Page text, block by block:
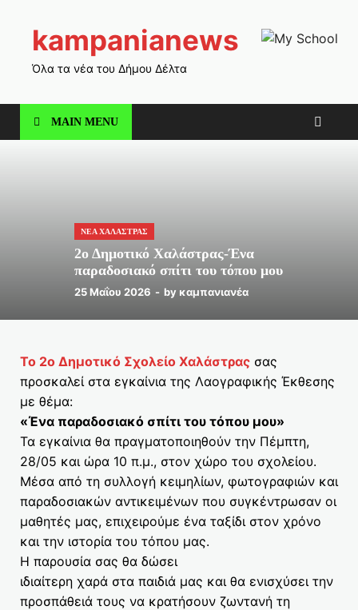
kampanianews
Όλα τα νέα του Δήμου Δέλτα
MAIN MENU
ΝΕΑ ΧΑΛΑΣΤΡΑΣ
2ο Δημοτικό Χαλάστρας-Ένα
παραδοσιακό σπίτι του τόπου μου
25 Μαΐου 2026 - by καμπανιανέα
Το 2ο Δημοτικό Σχολείο Χαλάστρας σας
προσκαλεί στα εγκαίνια της Λαογραφικής Έκθεσης
με θέμα:
«Ένα παραδοσιακό σπίτι του τόπου μου»
Τα εγκαίνια θα πραγματοποιηθούν την Πέμπτη,
28/05 και ώρα 10 π.μ., στον χώρο του σχολείου.
Μέσα από τη συλλογή κειμηλίων, φωτογραφιών και
παραδοσιακών αντικειμένων που συγκέντρωσαν οι
μαθητές μας, επιχειρούμε ένα ταξίδι στον χρόνο
και την ιστορία του τόπου μας.
Η παρουσία σας θα δώσει
ιδιαίτερη χαρά στα παιδιά μας και θα ενισχύσει την
προσπάθειά τους να κρατήσουν ζωντανή τη